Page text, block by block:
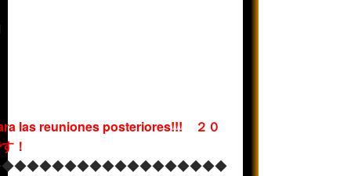
las reuniones posteriores!!! ２０
！